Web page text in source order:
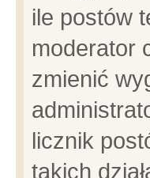
ile postów
moderator
zmienić
licznik
takich